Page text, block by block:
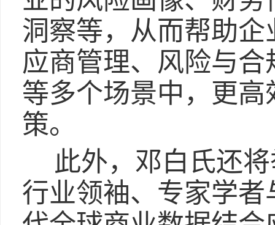
洞察等，从而帮助
应商管理、风险与合
等多个场景中，更
策。
此外，邓白氏还
行业领袖、专家学